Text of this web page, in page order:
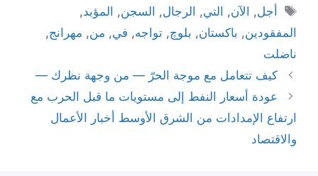
الوسوم
أجل, الآن, التي, الرجال, السجن, المؤبد,
المفقودين, باكستان, بلوچ, تواجه, في, من, مهرانج,
ناضلت
كيف تتعامل مع موجة الحرّ — من وجهة نظرك —
عودة أسعار النفط إلى مستويات ما قبل الحرب مع
ارتفاع الإمدادات من الشرق الأوسط أخبار الأعمال
والاقتصاد